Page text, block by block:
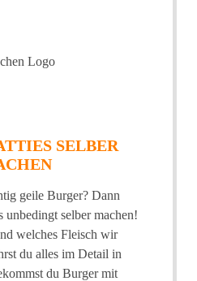
SELBER
geile Burger? Dann
unbedingt selber machen!
welches Fleisch wir
du alles im Detail in
du Burger mit